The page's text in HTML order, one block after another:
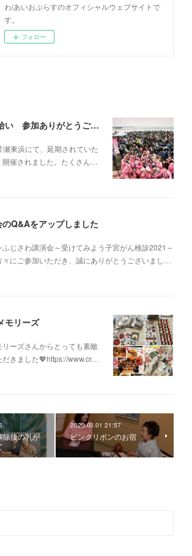
わ/あいおぷらすのオフィシャルウェブサイトで
す。
フォロー
昭和ロックゴミ拾い 参加ありがとうございました！
東浜にて、延期されていた
催されました。たくさん…
Q&Aをアップしました
じさわ講演会～受けてみよう子宮がん検診2021～
にご参加いただき、誠にありがとうございまし…
モリーズ
ーズさんからとっても素敵
きました💖https://www.cr…
除後の乳が
2020.03.01 21:57
ピンクリボンのお宿